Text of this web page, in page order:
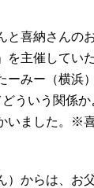
と喜納さんの
を主催してい
ーみー（横浜
ういう関係
いました。※
）からは、お